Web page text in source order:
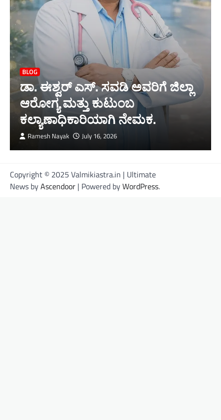
BLOG
ಡಾ. ಈಶ್ವರ್ ಎಸ್. ಸವಡಿ ಅವರಿಗೆ ಜಿಲ್ಲಾ
ಆರೋಗ್ಯ ಮತ್ತು ಕುಟುಂಬ
ಕಲ್ಯಾಣಾಧಿಕಾರಿಯಾಗಿ ನೇಮಕ.
Ramesh Nayak July 16, 2026
Copyright © 2025 Valmikiastra.in | Ultimate
News byAscendoor | Powered byWordPress.